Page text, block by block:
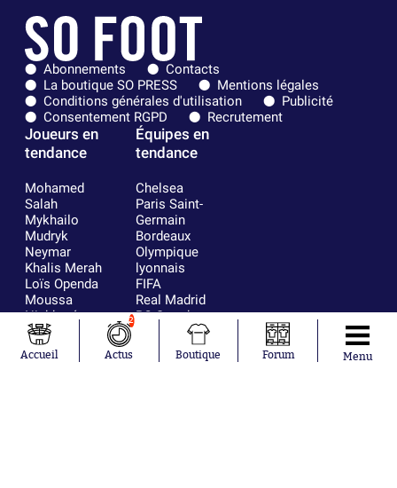
Abonnements
Contacts
La boutique SO PRESS
Mentions légales
Conditions générales d'utilisation
Publicité
Consentement RGPD
Recrutement
Joueurs en
tendance
Mohamed
Salah
Mykhailo
Mudryk
Neymar
Khalis Merah
Loïs Openda
Moussa
Niakhaté
Nicolás
Tagliafico
Pavel Šulc
Équipes en
tendance
Chelsea
Paris Saint-
Germain
Bordeaux
Olympique
lyonnais
FIFA
Real Madrid
RC Strasbourg
AC Milan
RC Lens
Accueil
2
Actus Boutique Forum Menu